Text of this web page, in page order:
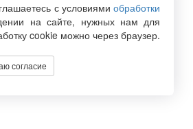
с условиямиобработки
на сайте, нужных нам для
cookie можно через браузер.
согласие